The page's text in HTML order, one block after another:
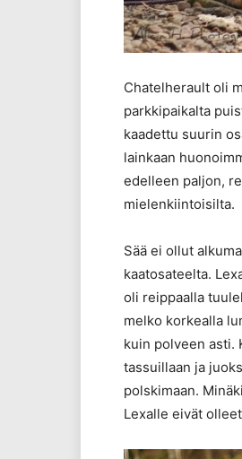
Chatelherault oli
parkkipaikalta
kaadettu suurin
lainkaan
edelleen paljon,
mielenkiintoisilta.
Sää ei ollut
kaatosateelta.
oli reippaalla
melko korkealla
kuin polveen asti.
tassuillaan ja
polskimaan.
Lexalle eivät